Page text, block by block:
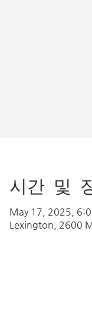
시간 및
May 17, 2025,
Lexington, 2600